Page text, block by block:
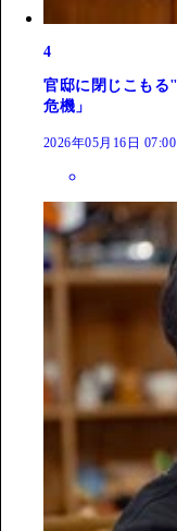
4
官邸に閉じこも
危機」
2026年05月16日 07:00